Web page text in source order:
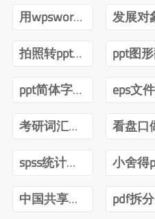
用wpsword转ppt
拍照转ppt安卓
ppt简体字转繁体字全篇
考研词汇闪过2022版PDF
spss统计分析与数据挖掘第三版pdf
中国共享经济发展报告(2020)pdf